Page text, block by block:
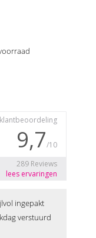
ingepakt
verstuurd